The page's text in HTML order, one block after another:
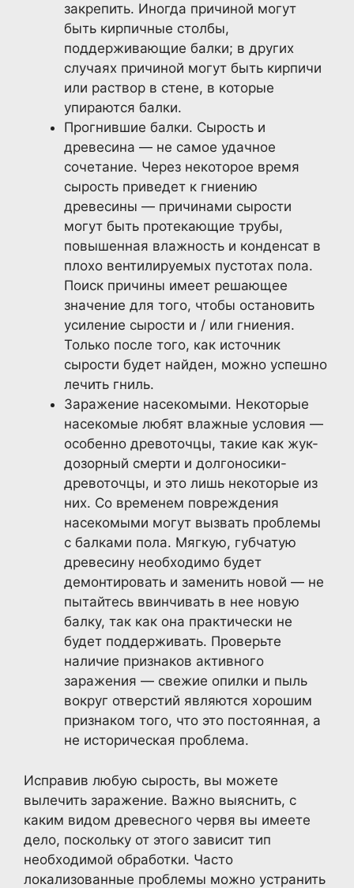
закрепить. Иногда причиной могут
быть кирпичные столбы,
поддерживающие балки; в других
случаях причиной могут быть кирпичи
или раствор в стене, в которые
упираются балки.
Прогнившие балки. Сырость и
древесина — не самое удачное
сочетание. Через некоторое время
сырость приведет к гниению
древесины — причинами сырости
могут быть протекающие трубы,
повышенная влажность и конденсат в
плохо вентилируемых пустотах пола.
Поиск причины имеет решающее
значение для того, чтобы остановить
усиление сырости и / или гниения.
Только после того, как источник
сырости будет найден, можно успешно
лечить гниль.
Заражение насекомыми. Некоторые
насекомые любят влажные условия —
особенно древоточцы, такие как жук-
дозорный смерти и долгоносики-
древоточцы, и это лишь некоторые из
них. Со временем повреждения
насекомыми могут вызвать проблемы
с балками пола. Мягкую, губчатую
древесину необходимо будет
демонтировать и заменить новой — не
пытайтесь ввинчивать в нее новую
балку, так как она практически не
будет поддерживать. Проверьте
наличие признаков активного
заражения — свежие опилки и пыль
вокруг отверстий являются хорошим
признаком того, что это постоянная, а
не историческая проблема.
Исправив любую сырость, вы можете
вылечить заражение. Важно выяснить, с
каким видом древесного червя вы имеете
дело, поскольку от этого зависит тип
необходимой обработки. Часто
локализованные проблемы можно устранить